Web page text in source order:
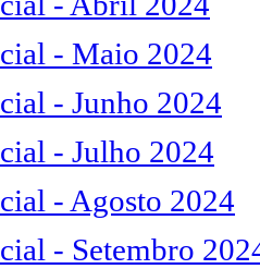
- Maio 2024
- Junho 2024
- Julho 2024
- Agosto 2024
- Setembro